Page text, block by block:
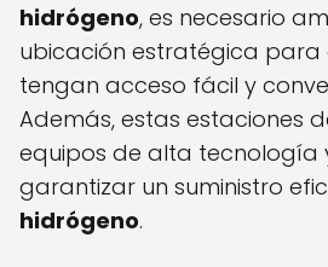
hidrógeno, es necesario
ubicación estratégica para
tengan acceso fácil y
Además, estas estaciones
equipos de alta tecnología
garantizar un suministro
hidrógeno.